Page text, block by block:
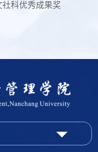
科优秀成果奖